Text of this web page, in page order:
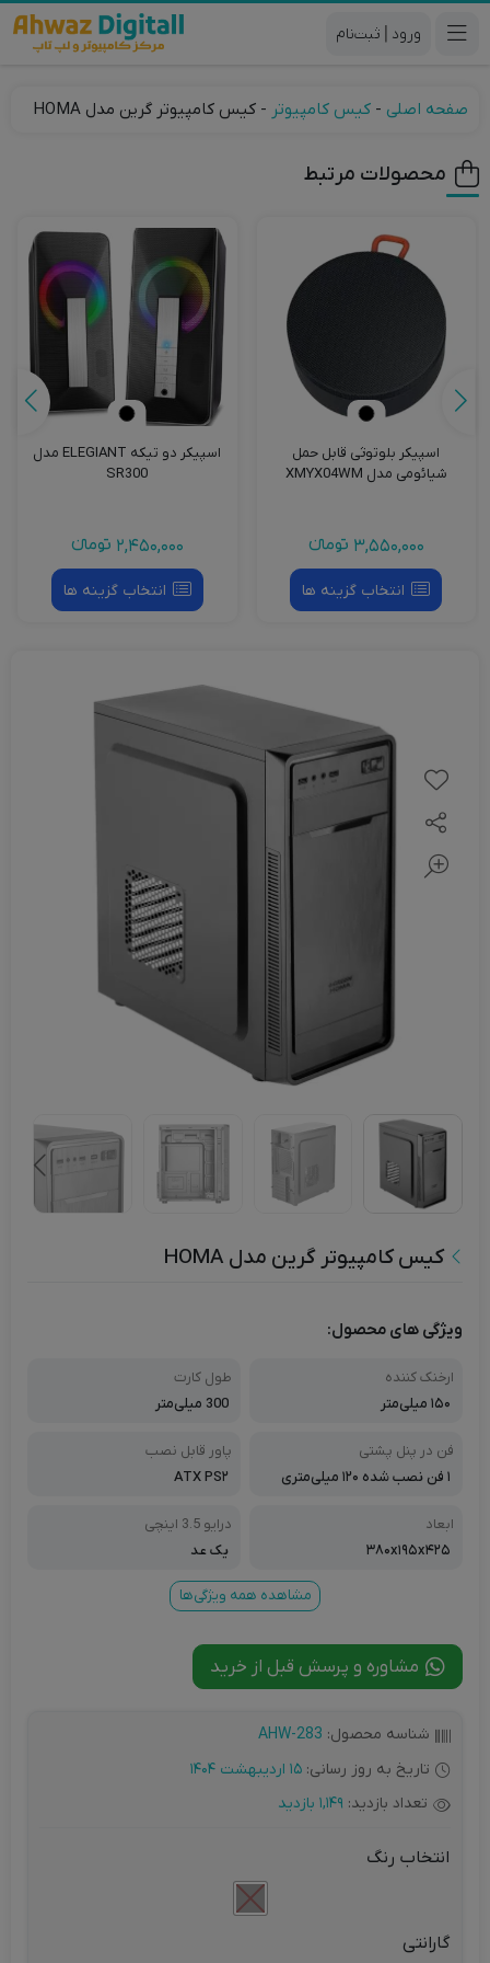
|
صفحه اصلی - کیس کامپیوتر - کیس کامپیوتر گرین مدل HOMA
محصولات مرتبط
اسپیکر دو تیکه ELEGIANT مدل
SR300
2,450,000 تومانءء
انتخاب گزینه ها
ماوس بی سیم‌ بیسوس مدل
F01A
1,500,000 تومانءء
انتخاب گزینه ها
کیس کامپیوتر گرین مدل HOMA
ویژگی های محصول:
ارخنک کننده
۱۵۰ میلی‌متر
طول کارت
300 میلی‌متر
فن در پنل پشتی
۱ فن نصب شده ۱۲۰ میلی‌متری
پاور قابل نصب
ATX PS۲
ابعاد
۳۸۰x۱۹۵x۴۲۵
درایو 3.5 اینچی
یک عد
مشاهده همه ویژگی‌ها
مشاوره و پرسش قبل از خرید
شناسه محصول: AHW-283
تاریخ به روز رسانی: 15 اردیبهشت 1404
تعداد بازدید: 1,149 بازدید
انتخاب رنگ
گارانتی